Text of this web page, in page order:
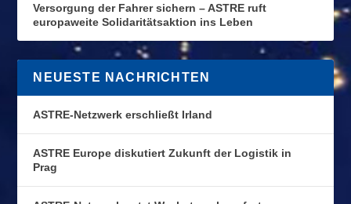
Versorgung der Fahrer sichern – ASTRE ruft
europaweite Solidaritätsaktion ins Leben
NEUESTE NACHRICHTEN
ASTRE-Netzwerk erschließt Irland
ASTRE Europe diskutiert Zukunft der Logistik in
Prag